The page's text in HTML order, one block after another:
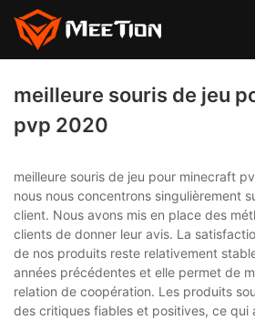
meilleure souris de jeu
pvp 2020
meilleure souris de jeu pour minecraft
nous nous concentrons singulièrement
client. Nous avons mis en place des
clients de donner leur avis. La
de nos produits reste relativement
années précédentes et elle permet de
relation de coopération. Les produits
des critiques fiables et positives, ce qui